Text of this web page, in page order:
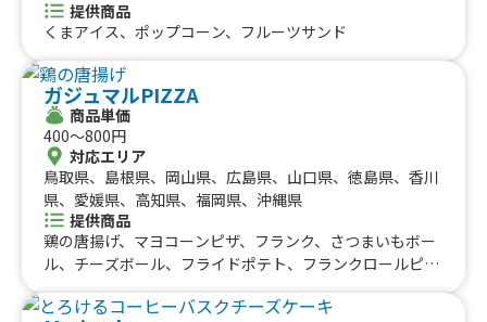
提供商品
くまアイス、ポップコーン、フルーツサンド
ガジュマルPIZZA
商品単価
400〜800円
対応エリア
鳥取県、島根県、岡山県、広島県、山口県、徳島県、香川
県、愛媛県、高知県、福岡県、沖縄県
提供商品
鶏の唐揚げ、マヨコーンピザ、フランク、さつまいもボー
ル、チーズボール、フライドポテト、フランクロールピ